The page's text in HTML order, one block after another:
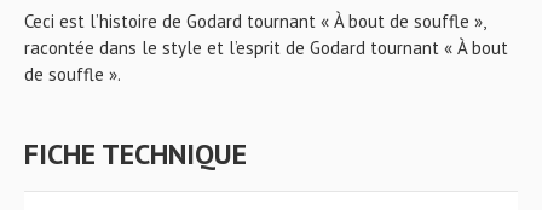
Ceci est l’histoire de Godard tournant « À bout de souffle »,
racontée dans le style et l’esprit de Godard tournant « À bout
de souffle ».
FICHE TECHNIQUE